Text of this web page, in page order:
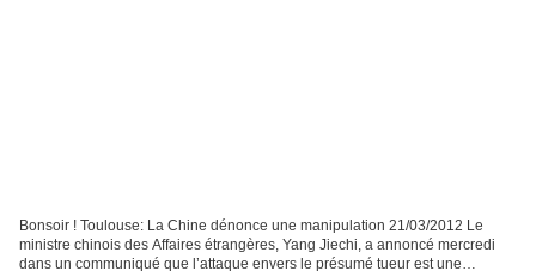
Bonsoir ! Toulouse: La Chine dénonce une manipulation 21/03/2012 Le
ministre chinois des Affaires étrangères, Yang Jiechi, a annoncé mercredi
dans un communiqué que l’attaque envers le présumé tueur est une